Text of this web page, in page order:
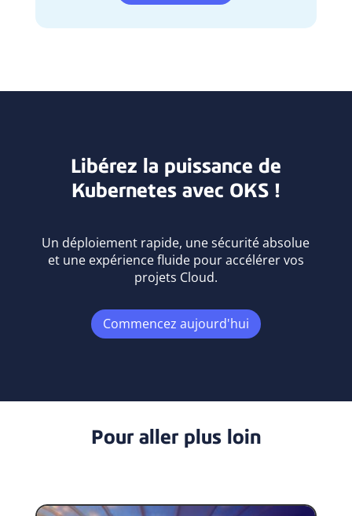
Libérez la puissance de
Kubernetes avec OKS !
Un déploiement rapide, une sécurité absolue
et une expérience fluide pour accélérer vos
projets Cloud.
Commencez aujourd'hui
Pour aller plus loin